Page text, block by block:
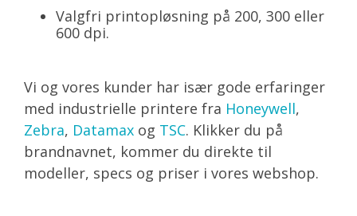
Valgfri printopløsning på 200, 300 eller
600 dpi.
Vi og vores kunder har især gode erfaringer
med industrielle printere fra Honeywell,
Zebra, Datamax og TSC. Klikker du på
brandnavnet, kommer du direkte til
modeller, specs og priser i vores webshop.